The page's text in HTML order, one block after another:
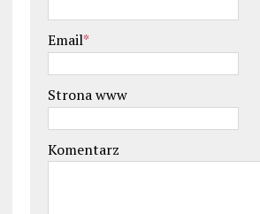
Email*
Strona www
Komentarz